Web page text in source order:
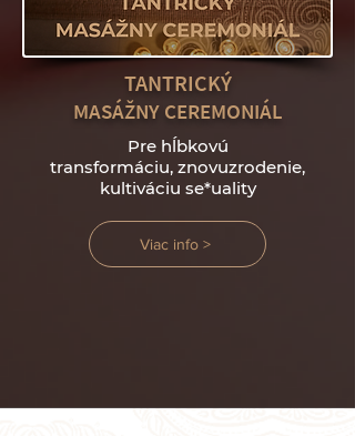
TANTRICKÝ
MASÁŽNY CEREMONIÁL
Pre hĺbkovú
transformáciu, znovuzrodenie,
kultiváciu se*uality
Viac info >